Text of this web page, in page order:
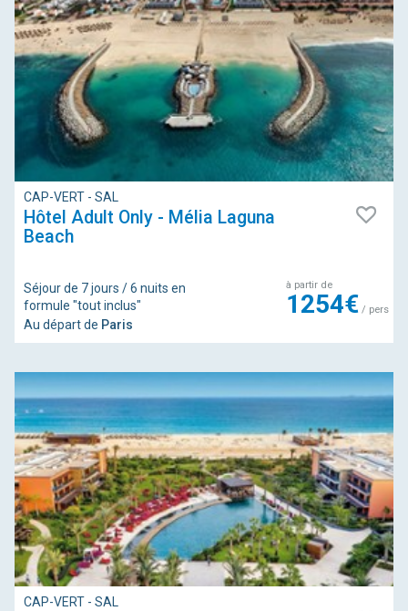
CAP-VERT - SAL
Hôtel Adult Only - Mélia Laguna
Beach
Séjour de 7 jours / 6 nuits en
formule "tout inclus"
Au départ de Paris
à partir de
1254€/ pers
CAP-VERT - SAL